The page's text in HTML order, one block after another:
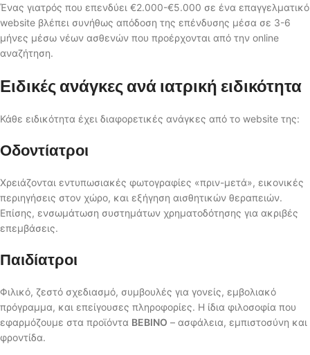
Ένας γιατρός που επενδύει €2.000-€5.000 σε ένα επαγγελματικό
website βλέπει συνήθως απόδοση της επένδυσης μέσα σε 3-6
μήνες μέσω νέων ασθενών που προέρχονται από την online
αναζήτηση.
Ειδικές ανάγκες ανά ιατρική ειδικότητα
Κάθε ειδικότητα έχει διαφορετικές ανάγκες από το website της:
Οδοντίατροι
Χρειάζονται εντυπωσιακές φωτογραφίες «πριν-μετά», εικονικές
περιηγήσεις στον χώρο, και εξήγηση αισθητικών θεραπειών.
Επίσης, ενσωμάτωση συστημάτων χρηματοδότησης για ακριβές
επεμβάσεις.
Παιδίατροι
Φιλικό, ζεστό σχεδιασμό, συμβουλές για γονείς, εμβολιακό
πρόγραμμα, και επείγουσες πληροφορίες. Η ίδια φιλοσοφία που
εφαρμόζουμε στα προϊόντα BEBINO – ασφάλεια, εμπιστοσύνη και
φροντίδα.